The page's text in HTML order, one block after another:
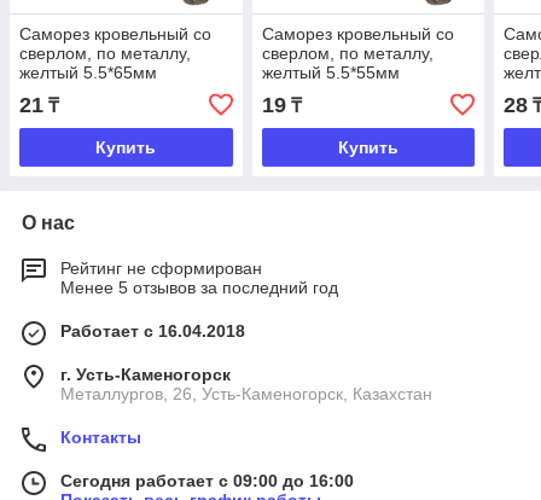
Саморез кровельный со
сверлом, по металлу,
желтый 5.5*65мм
21 ₸
Купить
Саморез кровельный со
сверлом, по металлу,
желтый 5.5*55мм
19₸
Купить
28
О нас
Рейтинг не сформирован
Менее 5 отзывов за последний год
Работает с 16.04.2018
г. Усть-Каменогорск
Металлургов, 26, Усть-Каменогорск, Казахстан
Контакты
Сегодня работает с 09:00 до 16:00